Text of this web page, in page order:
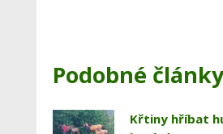
Podobné články
Křtiny hříbat